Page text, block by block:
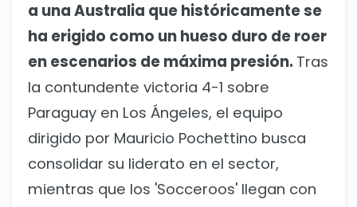
a una Australia que históricamente se
ha erigido como un hueso duro de roer
en escenarios de máxima presión. Tras
la contundente victoria 4-1 sobre
Paraguay en Los Ángeles, el equipo
dirigido por Mauricio Pochettino busca
consolidar su liderato en el sector,
mientras que los 'Socceroos' llegan con